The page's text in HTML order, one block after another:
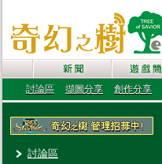
討論區 擷圖分享 創作分享
討論區